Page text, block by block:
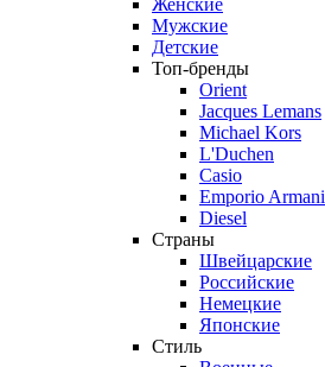
Женские
Мужские
Детские
Топ-бренды
Orient
Jacques Lemans
Michael Kors
L'Duchen
Casio
Emporio Armani
Diesel
Страны
Швейцарские
Российские
Немецкие
Японские
Стиль